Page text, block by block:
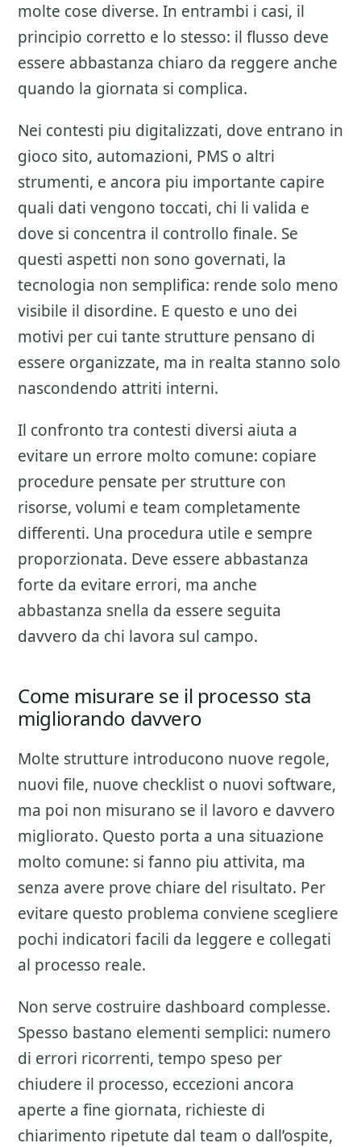
molte cose diverse. In entrambi i casi, il
principio corretto e lo stesso: il flusso deve
essere abbastanza chiaro da reggere anche
quando la giornata si complica.
Nei contesti piu digitalizzati, dove entrano in
gioco sito, automazioni, PMS o altri
strumenti, e ancora piu importante capire
quali dati vengono toccati, chi li valida e
dove si concentra il controllo finale. Se
questi aspetti non sono governati, la
tecnologia non semplifica: rende solo meno
visibile il disordine. E questo e uno dei
motivi per cui tante strutture pensano di
essere organizzate, ma in realta stanno solo
nascondendo attriti interni.
Il confronto tra contesti diversi aiuta a
evitare un errore molto comune: copiare
procedure pensate per strutture con
risorse, volumi e team completamente
differenti. Una procedura utile e sempre
proporzionata. Deve essere abbastanza
forte da evitare errori, ma anche
abbastanza snella da essere seguita
davvero da chi lavora sul campo.
Come misurare se il processo sta
migliorando davvero
Molte strutture introducono nuove regole,
nuovi file, nuove checklist o nuovi software,
ma poi non misurano se il lavoro e davvero
migliorato. Questo porta a una situazione
molto comune: si fanno piu attivita, ma
senza avere prove chiare del risultato. Per
evitare questo problema conviene scegliere
pochi indicatori facili da leggere e collegati
al processo reale.
Non serve costruire dashboard complesse.
Spesso bastano elementi semplici: numero
di errori ricorrenti, tempo speso per
chiudere il processo, eccezioni ancora
aperte a fine giornata, richieste di
chiarimento ripetute dal team o dall’ospite,